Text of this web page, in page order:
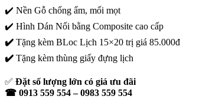
✔️ Nền Gỗ chống ẩm, mối mọt
✔️ Hình Dán Nổi bằng Composite cao cấp
✔️ Tặng kèm BLoc Lịch 15×20 trị giá 85.000đ
✔️ Tặng kèm thùng giấy đựng lịch
✅ Đặt số lượng lớn có giá ưu đãi
☎ 0913 559 554 – 0983 559 554